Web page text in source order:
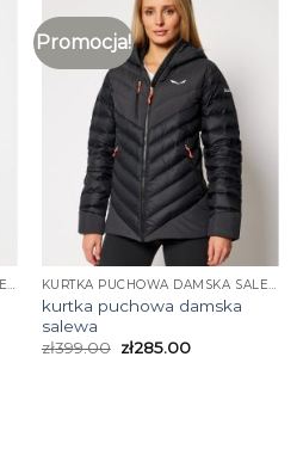
KURTKA PUCHOWA DAMSKA SALEWA
Promocja!
KURTKA PUCHOWA DAMSKA SALEWA
kurtka puchowa damska
salewa
zł399.00 zł285.00